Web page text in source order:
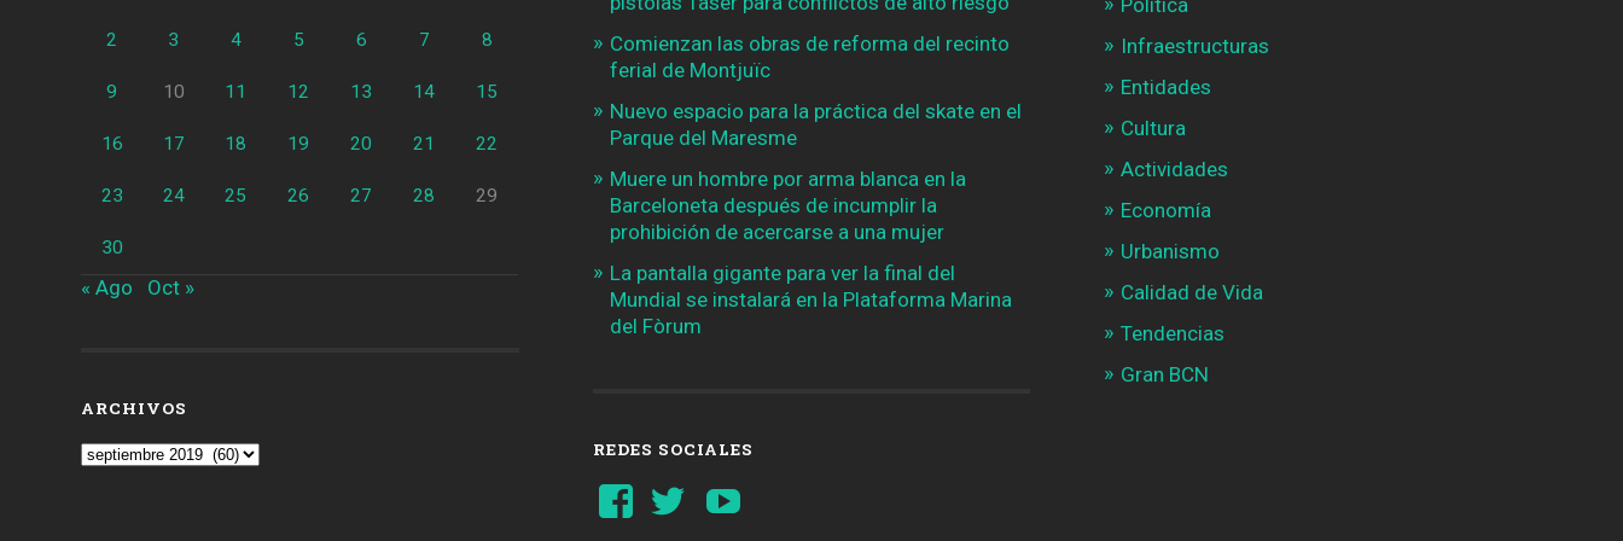
2 3 4 5 6 7 8
9 10 11 12 13 14 15
16 17 18 19 20 21 22
23 24 25 26 27 28 29
30
« Ago Oct »
ARCHIVOS
Archivos
Comienzan las obras de reforma del recinto
ferial de Montjuïc
Nuevo espacio para la práctica del skate en el
Parque del Maresme
Muere un hombre por arma blanca en la
Barceloneta después de incumplir la
prohibición de acercarse a una mujer
La pantalla gigante para ver la final del
Mundial se instalará en la Plataforma Marina
del Fòrum
REDES SOCIALES
Ver
perfil
Ver
perfil
Infraestructuras
Entidades
Cultura
Actividades
Economía
Urbanismo
Calidad de Vida
Tendencias
Gran BCN